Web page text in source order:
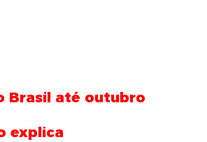
Brasil até outubro
explica